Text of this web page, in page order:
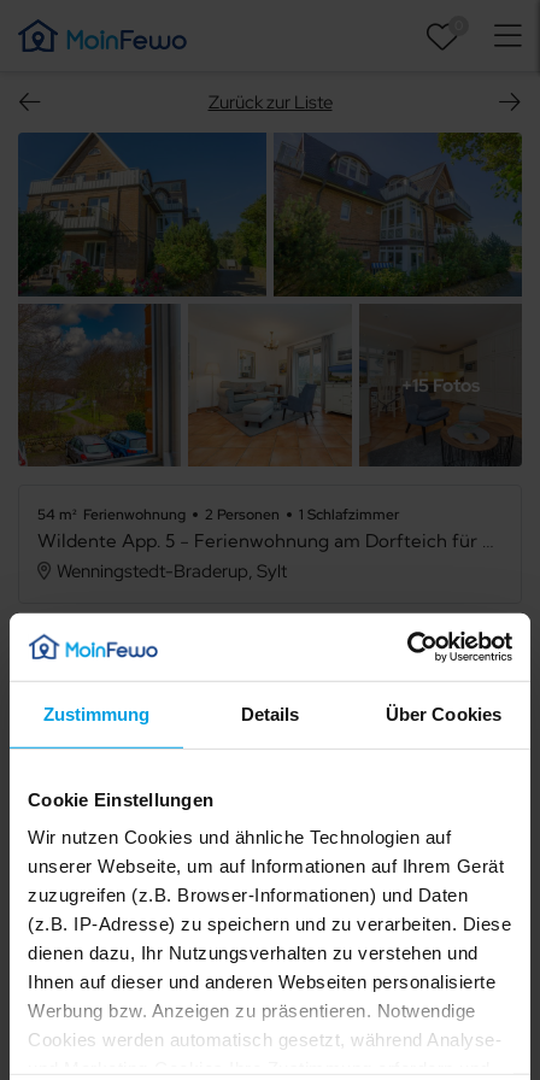
Zustimmung Details Über Cookies
Cookie Einstellungen
Wir nutzen Cookies und ähnliche Technologien auf
unserer Webseite, um auf Informationen auf Ihrem Gerät
zuzugreifen (z.B. Browser-Informationen) und Daten
(z.B. IP-Adresse) zu speichern und zu verarbeiten. Diese
dienen dazu, Ihr Nutzungsverhalten zu verstehen und
Ihnen auf dieser und anderen Webseiten personalisierte
Werbung bzw. Anzeigen zu präsentieren. Notwendige
Cookies werden automatisch gesetzt, während Analyse-
Zurück zur Liste
+15 Fotos
54 m² Ferienwohnung 2 Personen 1 Schlafzimmer
Wildente App. 5 - Ferienwohnung am Dorfteich für bis zu 2 Personen mit Balkon.
Wenningstedt-Braderup, Sylt
Mikrowelle Spülmaschine
Dusche Sauna
Waschmaschine
Beschreibung
1/15
2/15
3/15
4/15